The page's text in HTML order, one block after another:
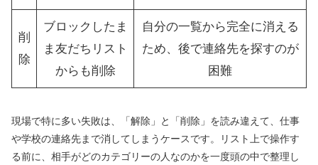
削
除
ブロックしたま
ま友だちリスト
からも削除
自分の一覧から完全に消える
ため、後で連絡先を探すのが
困難
現場で特に多い失敗は、「解除」と「削除」を読み違えて、仕事
や学校の連絡先まで消してしまうケースです。リスト上で操作す
る前に、相手がどのカテゴリーの人なのかを一度頭の中で整理し